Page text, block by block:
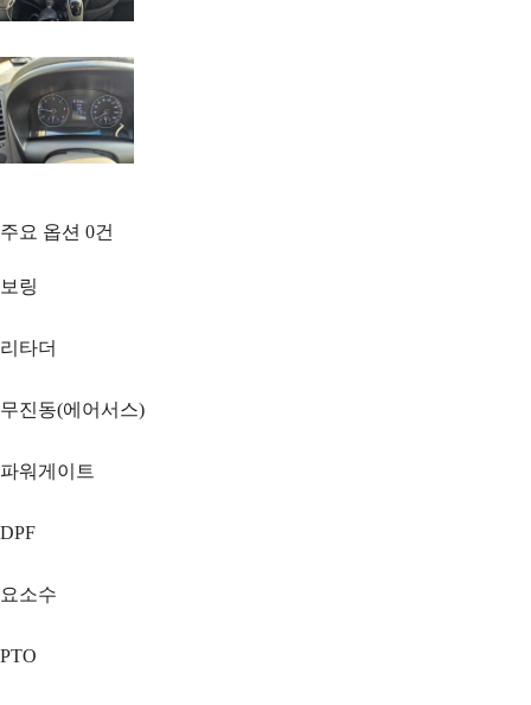
주요 옵션 0건
보링
리타더
무진동(에어서스)
파워게이트
DPF
요소수
PTO